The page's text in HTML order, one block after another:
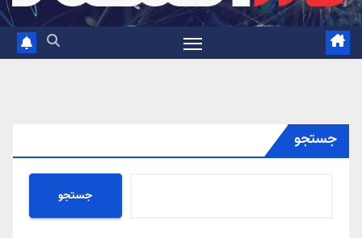
جستجو
جستجو